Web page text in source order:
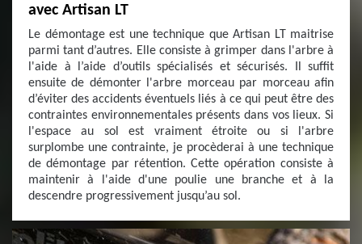
avec Artisan LT
Le démontage est une technique que Artisan LT maitrise
parmi tant d’autres. Elle consiste à grimper dans l'arbre à
l'aide à l’aide d’outils spécialisés et sécurisés. Il suffit
ensuite de démonter l'arbre morceau par morceau afin
d’éviter des accidents éventuels liés à ce qui peut être des
contraintes environnementales présents dans vos lieux. Si
l'espace au sol est vraiment étroite ou si l'arbre
surplombe une contrainte, je procèderai à une technique
de démontage par rétention. Cette opération consiste à
maintenir à l'aide d'une poulie une branche et à la
descendre progressivement jusqu’au sol.